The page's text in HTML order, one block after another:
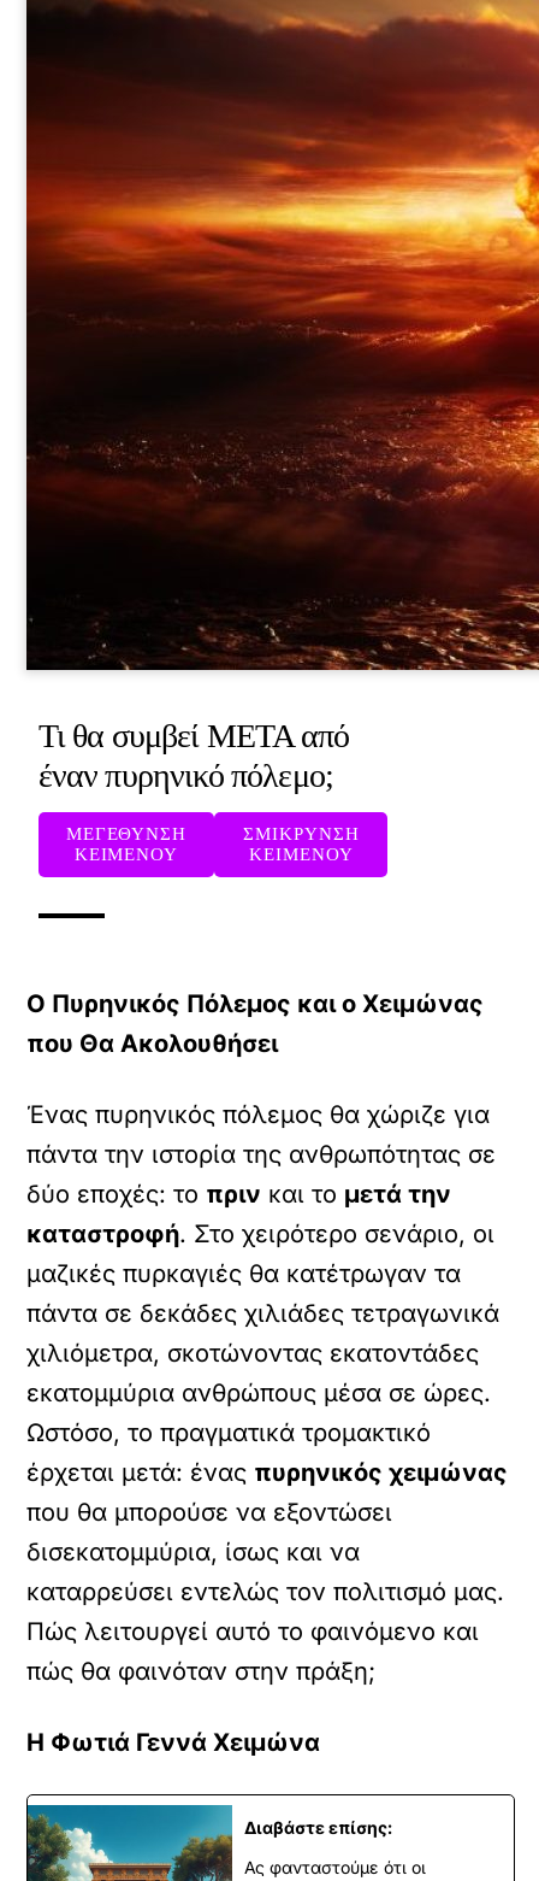
Τι θα συμβεί ΜΕΤΑ από
έναν πυρηνικό πόλεμο;
ΜΕΓΕΘΥΝΣΗ
ΚΕΙΜΕΝΟΥ
ΣΜΙΚΡΥΝΣΗ
ΚΕΙΜΕΝΟΥ
Ο Πυρηνικός Πόλεμος και ο Χειμώνας
που Θα Ακολουθήσει
Ένας πυρηνικός πόλεμος θα χώριζε για
πάντα την ιστορία της ανθρωπότητας σε
δύο εποχές: το πριν και το μετά την
καταστροφή. Στο χειρότερο σενάριο, οι
μαζικές πυρκαγιές θα κατέτρωγαν τα
πάντα σε δεκάδες χιλιάδες τετραγωνικά
χιλιόμετρα, σκοτώνοντας εκατοντάδες
εκατομμύρια ανθρώπους μέσα σε ώρες.
Ωστόσο, το πραγματικά τρομακτικό
έρχεται μετά: ένας πυρηνικός χειμώνας
που θα μπορούσε να εξοντώσει
δισεκατομμύρια, ίσως και να
καταρρεύσει εντελώς τον πολιτισμό μας.
Πώς λειτουργεί αυτό το φαινόμενο και
πώς θα φαινόταν στην πράξη;
Η Φωτιά Γεννά Χειμώνα
Διαβάστε επίσης:
Ας φανταστούμε ότι οι